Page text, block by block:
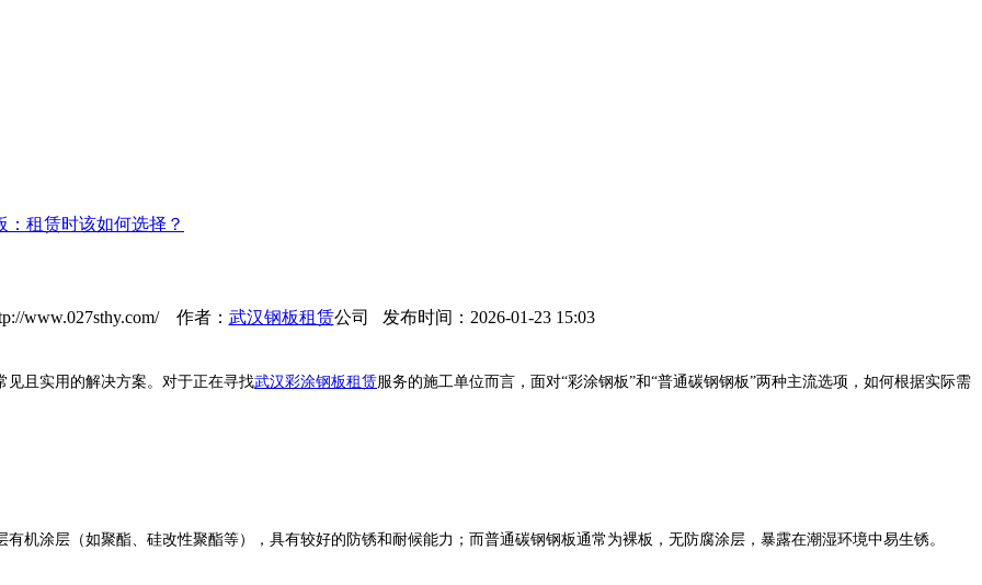
：租赁时该如何选择？
www.027sthy.com/ 作者： 武汉钢板租赁公司 发布时间：2026-01-23 15:03
且实用的解决方案。对于正在寻找武汉彩涂钢板租赁服务的施工单位而言，面对“彩涂钢板”和“普通碳钢钢板”两种主流选项，如何根据实际需
涂层（如聚酯、硅改性聚酯等），具有较好的防锈和耐候能力；而普通碳钢钢板通常为裸板，无防腐涂层，暴露在潮湿环境中易生锈。